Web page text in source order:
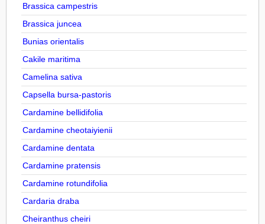
Brassica campestris
Brassica juncea
Bunias orientalis
Cakile maritima
Camelina sativa
Capsella bursa-pastoris
Cardamine bellidifolia
Cardamine cheotaiyienii
Cardamine dentata
Cardamine pratensis
Cardamine rotundifolia
Cardaria draba
Cheiranthus cheiri